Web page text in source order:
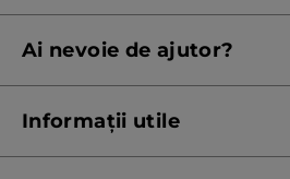
Listă prețuri standard
Ai nevoie de ajutor?
Informații utile